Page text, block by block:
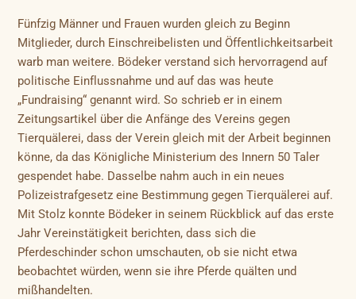
Fünfzig Männer und Frauen wurden gleich zu Beginn
Mitglieder, durch Einschreibelisten und Öffentlichkeitsarbeit
warb man weitere. Bödeker verstand sich hervorragend auf
politische Einflussnahme und auf das was heute
„Fundraising“ genannt wird. So schrieb er in einem
Zeitungsartikel über die Anfänge des Vereins gegen
Tierquälerei, dass der Verein gleich mit der Arbeit beginnen
könne, da das Königliche Ministerium des Innern 50 Taler
gespendet habe. Dasselbe nahm auch in ein neues
Polizeistrafgesetz eine Bestimmung gegen Tierquälerei auf.
Mit Stolz konnte Bödeker in seinem Rückblick auf das erste
Jahr Vereinstätigkeit berichten, dass sich die
Pferdeschinder schon umschauten, ob sie nicht etwa
beobachtet würden, wenn sie ihre Pferde quälten und
mißhandelten.